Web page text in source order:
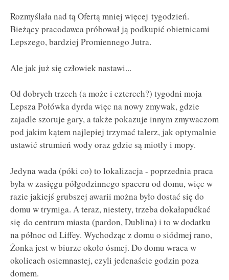
Rozmyślała nad tą Ofertą mniej więcej tygodzień.
Bieżący pracodawca próbował ją podkupić obietnicami
Lepszego, bardziej Promiennego Jutra.
Ale jak już się człowiek nastawi...
Od dobrych trzech (a może i czterech?) tygodni moja
Lepsza Połówka dyrda więc na nowy zmywak, gdzie
zajadle szoruje gary, a także pokazuje innym zmywaczom
pod jakim kątem najlepiej trzymać talerz, jak optymalnie
ustawić strumień wody oraz gdzie są miotły i mopy.
Jedyna wada (póki co) to lokalizacja - poprzednia praca
była w zasięgu półgodzinnego spaceru od domu, więc w
razie jakiejś grubszej awarii można było dostać się do
domu w trymiga. A teraz, niestety, trzeba dokałapućkać
się do centrum miasta (pardon, Dublina) i to w dodatku
na północ od Liffey. Wychodząc z domu o siódmej rano,
Żonka jest w biurze około ósmej. Do domu wraca w
okolicach osiemnastej, czyli jedenaście godzin poza
domem.